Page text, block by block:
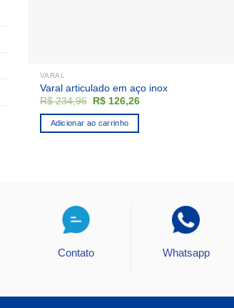
VARAL
Varal articulado em aço inox
R$234,96
O
original
era:
R$126,26O
Adicionar ao carrinho
Contato Whatsapp